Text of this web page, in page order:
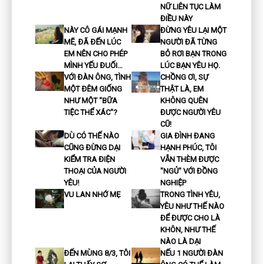
NỮ LIÊN TỤC LÀM
ĐIỀU NÀY
NÀY CÔ GÁI MẠNH
MẼ, ĐÃ ĐẾN LÚC
EM NÊN CHO PHÉP
MÌNH YẾU ĐUỐI…
ĐỪNG YÊU LẠI MỘT
NGƯỜI ĐÃ TỪNG
BỎ RƠI BẠN TRONG
LÚC BẠN YÊU HỌ.
VỚI ĐÀN ÔNG, TÌNH
MỘT ĐÊM GIỐNG
NHƯ MỘT "BỮA
TIỆC THỂ XÁC"?
CHỒNG ƠI, SỰ
THẬT LÀ, EM
KHÔNG QUÊN
ĐƯỢC NGƯỜI YÊU
CŨ!
DÙ CÓ THẾ NÀO
CŨNG ĐỪNG DẠI
KIỂM TRA ĐIỆN
THOẠI CỦA NGƯỜI
YÊU!
GIA ĐÌNH ĐANG
HẠNH PHÚC, TÔI
VẪN THÈM ĐƯỢC
"NGỦ" VỚI ĐỒNG
NGHIỆP
VU LAN NHỚ MẸ
TRONG TÌNH YÊU,
YÊU NHƯ THẾ NÀO
ĐỂ ĐƯỢC CHO LÀ
KHÔN, NHƯ THẾ
NÀO LÀ DẠI
ĐẾN MÙNG 8/3, TÔI
NẾU 1 NGƯỜI ĐÀN